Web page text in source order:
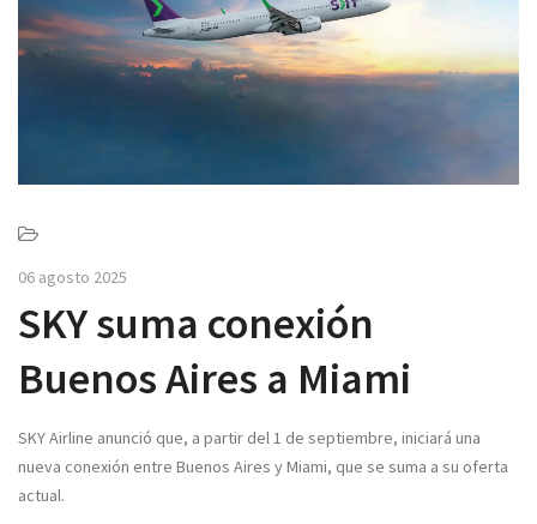
v
i
o
06 agosto 2025
SKY suma conexión
Buenos Aires a Miami
SKY Airline anunció que, a partir del 1 de septiembre, iniciará una
nueva conexión entre Buenos Aires y Miami, que se suma a su oferta
actual.